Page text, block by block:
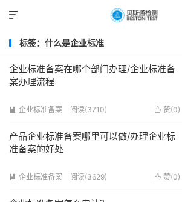

标签：什么是企业标准
企业标准备案在哪个部门办理/企业标准备
案办理流程
 赞(0)
 企业标准备案 阅读(3710)
产品企业标准备案哪里可以做/办理企业标
准备案的好处
 赞(0)
 企业标准备案 阅读(3629)